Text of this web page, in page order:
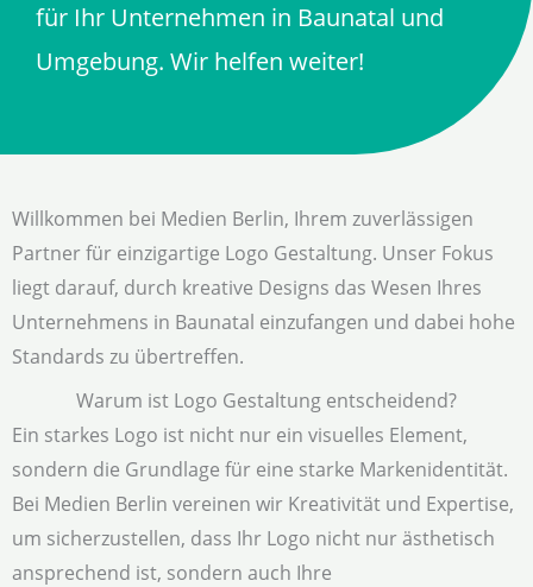
für Ihr Unternehmen in Baunatal und
Umgebung. Wir helfen weiter!
Willkommen bei Medien Berlin, Ihrem zuverlässigen
Partner für einzigartige Logo Gestaltung. Unser Fokus
liegt darauf, durch kreative Designs das Wesen Ihres
Unternehmens in Baunatal einzufangen und dabei hohe
Standards zu übertreffen.
Warum ist Logo Gestaltung entscheidend?
Ein starkes Logo ist nicht nur ein visuelles Element,
sondern die Grundlage für eine starke Markenidentität.
Bei Medien Berlin vereinen wir Kreativität und Expertise,
um sicherzustellen, dass Ihr Logo nicht nur ästhetisch
ansprechend ist, sondern auch Ihre